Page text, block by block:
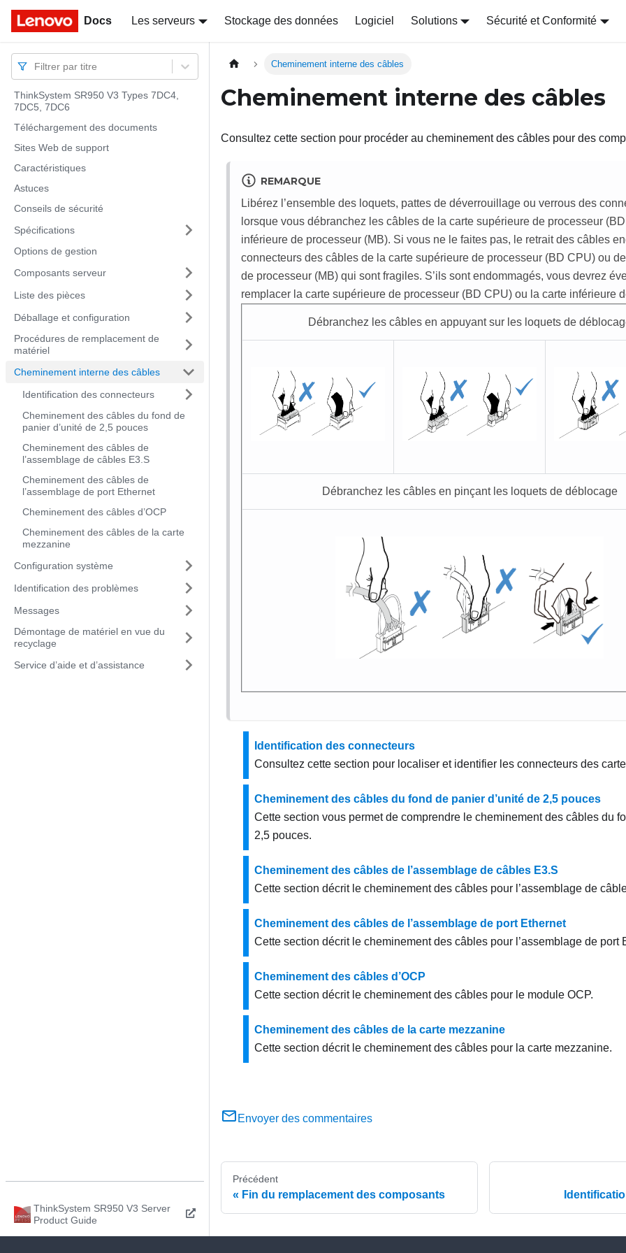
Docs Les serveurs Stockage des données Logiciel Solutions Sécurité et Conformité
Docs
Filtrer par titre
ThinkSystem SR950 V3 Types 7DC4,
7DC5, 7DC6
Téléchargement des documents
Sites Web de support
Caractéristiques
Astuces
Conseils de sécurité
Spécifications
Options de gestion
Composants serveur
Liste des pièces
Déballage et configuration
Procédures de remplacement de
matériel
Cheminement interne des câbles
Identification des connecteurs
Cheminement des câbles du fond de
panier d’unité de 2,5 pouces
Cheminement des câbles de
l’assemblage de câbles E3.S
Cheminement des câbles de
l’assemblage de port Ethernet
Cheminement des câbles d’OCP
Cheminement des câbles de la carte
mezzanine
Configuration système
Identification des problèmes
Messages
Démontage de matériel en vue du
recyclage
Service d’aide et d’assistance
ThinkSystem SR950 V3 Server
Product Guide
Cheminement interne des câbles
Cheminement interne des câbles
Consultez cette section pour procéder au cheminement des câbles pour des
REMARQUE
Libérez l’ensemble des loquets, pattes de déverrouillage ou verrous des
lorsque vous débranchez les câbles de la carte supérieure de processeur
inférieure de processeur (MB). Si vous ne le faites pas, le retrait des câbles
connecteurs des câbles de la carte supérieure de processeur (BD CPU) ou
de processeur (MB) qui sont fragiles. S’ils sont endommagés, vous devrez
remplacer la carte supérieure de processeur (BD CPU) ou la carte inférieure
Débranchez les câbles en appuyant sur les loquets de
Débranchez les câbles en pinçant les loquets de déblocage
Identification des connecteurs
Consultez cette section pour localiser et identifier les connecteurs des
Cheminement des câbles du fond de panier d’unité de 2,5 pouces
Cette section vous permet de comprendre le cheminement des câbles du
2,5 pouces.
Cheminement des câbles de l’assemblage de câbles E3.S
Cette section décrit le cheminement des câbles pour l’assemblage de
Cheminement des câbles de l’assemblage de port Ethernet
Cette section décrit le cheminement des câbles pour l’assemblage de port
Cheminement des câbles d’OCP
Cette section décrit le cheminement des câbles pour le module OCP.
Cheminement des câbles de la carte mezzanine
Cette section décrit le cheminement des câbles pour la carte mezzanine.
Envoyer des commentaires
Précédent
Fin du remplacement des composants